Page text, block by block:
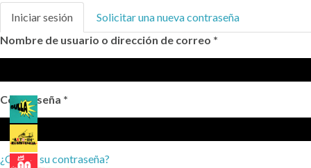
Solapas principales
Iniciar sesión (solapa
activa)
Solicitar una nueva contraseña
Nombre de usuario o dirección de correo *
Contraseña *
¿Olvidó su contraseña?